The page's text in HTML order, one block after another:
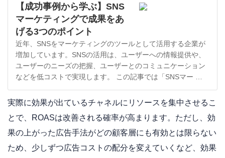
【成功事例から学ぶ】SNS
マーケティングで成果をあ
げる3つのポイント
近年、SNSをマーケティングのツールとして活用する企業が
増加しています。SNSの活用は、ユーザーへの情報提供や、
ユーザーのニーズの把握、ユーザーとのコミュニケーション
などを低コストで実現します。 この記事では「SNSマー …
実際に効果が出ているチャネルにリソースを集中させるこ
とで、ROASは改善される確率が高まります。ただし、効
果の上がった広告手法がどの顧客層にも有効とは限らない
ため、少しずつ広告コストの配分を変えていくなど、効果